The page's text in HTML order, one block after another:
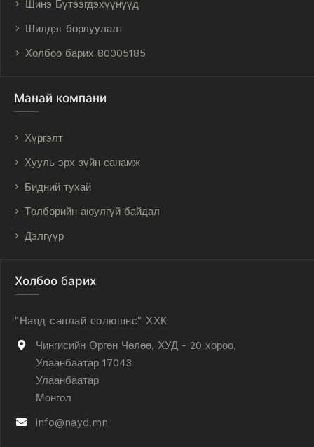
Шинэ Бүтээгдэхүүнүүд
Шилдэг борлуулалт
Холбоо барих 80005185
Манай компани
Хүргэлт
Хууль эрх зүйн санамж
Бидний тухай
Төлбөрийн аюулгүй байдал
Дэлгүүр
Холбоо барих
"Наяд саплай солюшнс" ХХК
Чингисийн Өргөн Чөлөө, ХУД - 20 хороо,
Улаанбаатар 17043
Улаанбаатар
Монгол
info@nayd.mn